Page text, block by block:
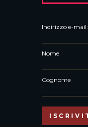
Indirizzo e-mail:
Nome
Cognome